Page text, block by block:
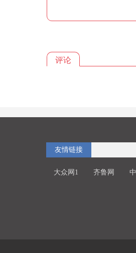
评论
友情链接
大众网1 齐鲁网